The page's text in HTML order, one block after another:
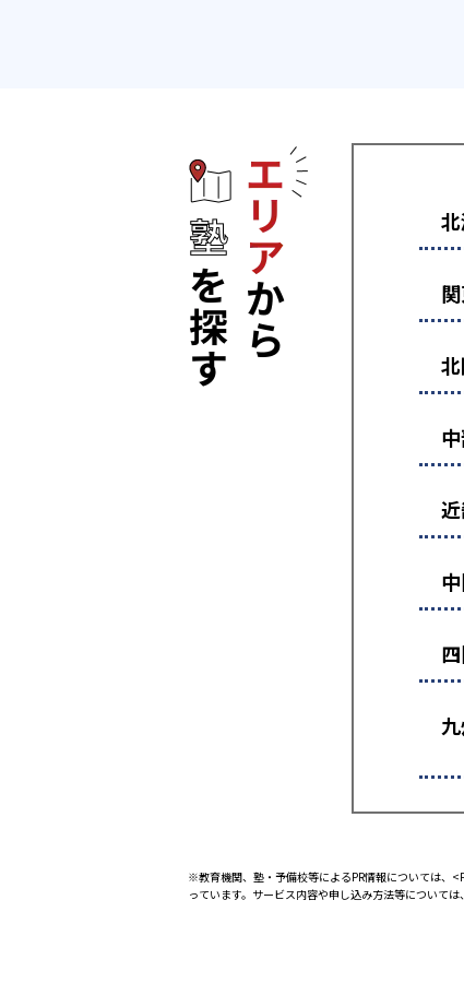
※教育機関、塾・予備校等によるPR情報については、
っています。サービス内容や申し込み方法等について